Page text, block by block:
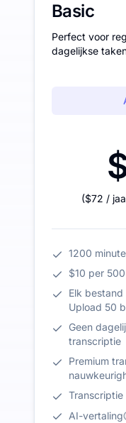
Basic
Perfect voor
dagelijkse
($72 /
1200
$10 per
Elk
Upload 50
Geen
transcriptie
Premium
AI-vertaling